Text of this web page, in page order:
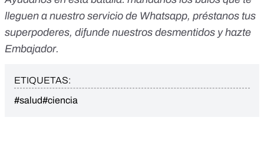
lleguen a nuestro servicio de Whatsapp, préstanos tus
superpoderes, difunde nuestros desmentidos yhazte
Embajador.
ETIQUETAS:
#salud#ciencia